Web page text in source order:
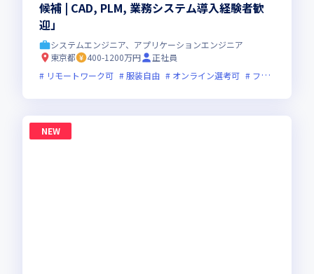
候補 | CAD, PLM, 業務システム導入経験者歓
迎」
システムエンジニア、アプリケーションエンジニア
東京都
400-1200万円
正社員
リモートワーク可
服装自由 オンライン選考可 フレックス制度あり
NEW